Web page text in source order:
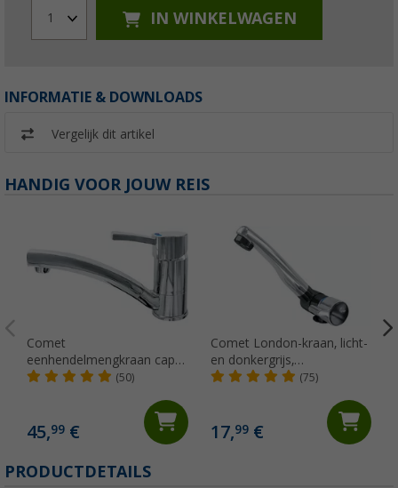
1 IN WINKELWAGEN
INFORMATIE & DOWNLOADS
Vergelijk dit artikel
HANDIG VOOR JOUW REIS
Comet
eenhendelmengkraan capri
kompakt
(50)
45,99 €
Comet London-kraan, licht-
en donkergrijs,
neerklapbaar met
caravans en campers,
chroom
(75)
17,99€
PRODUCTDETAILS